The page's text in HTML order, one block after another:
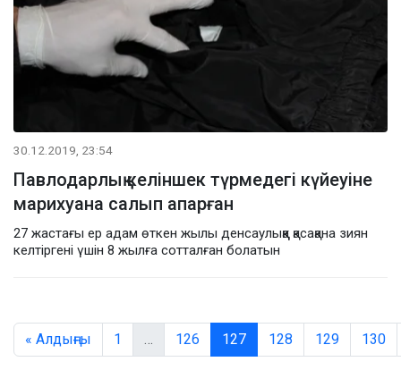
30.12.2019, 23:54
Павлодарлық келіншек түрмедегі күйеуіне
марихуана салып апарған
27 жастағы ер адам өткен жылы денсаулыққа қасақана зиян
келтіргені үшін 8 жылға сотталған болатын
« Алдыңғы 1 126 127 128 129 130